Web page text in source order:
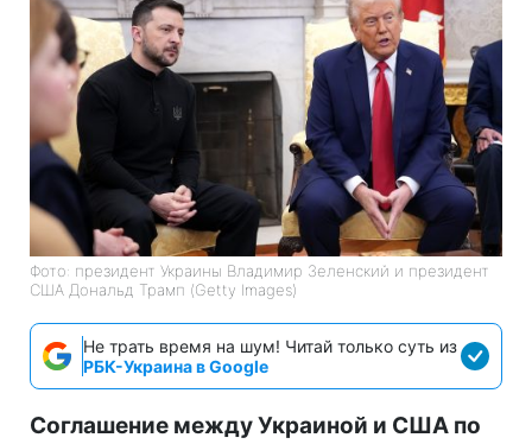
Фото: президент Украины Владимир Зеленский и президент
США Дональд Трамп (Getty Images)
Не трать время на шум! Читай только суть из
РБК-Украина в Google
Соглашение между Украиной и США по